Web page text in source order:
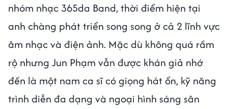
nhóm nhạc 365da Band, thời điểm hiện tại
anh chàng phát triển song song ở cả 2 lĩnh vực
âm nhạc và điện ảnh. Mặc dù không quá rầm
rộ nhưng Jun Phạm vẫn được khán giả nhớ
đến là một nam ca sĩ có giọng hát ổn, kỹ năng
trình diễn đa dạng và ngoại hình sáng sân